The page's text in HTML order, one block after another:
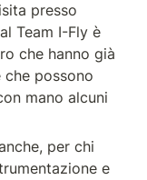
presso
Team I-Fly è
che hanno già
possono
mano alcuni
per chi
e